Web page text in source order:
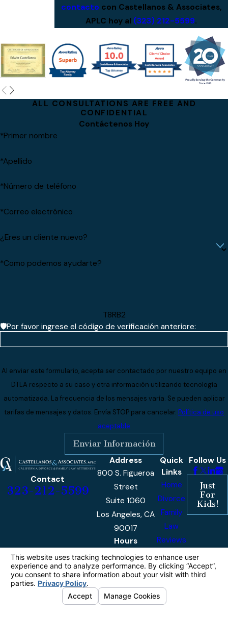
contacto con Castellanos & Associates,
APLC hoy al (323) 212-5599.
ALL CONSULTATIONS ARE FREE AND
CONFIDENTIAL
Contáctenos Hoy
*Primer nombre
*Apellido
*Número de teléfono
*Correo electrónico
¿Eres un cliente nuevo?
*Como podemos ayudarte?
T8RB2
🛡️Por favor ingrese el código de verificación anteriore:
Al enviar este formulario, acepta ser contactado por nuestro equipo en
DTLA respecto a su caso y otra información utilizando tecnología
automatizada. La frecuencia de los mensajes varía. Se pueden aplicar
tarifas de mensajes y datos. Envía STOP para cancelar. Política de uso
aceptable
Enviar Información
Contact
323-212-5599
Address
800 S. Figueroa
Street
Suite 1060
Los Angeles, CA
90017
Hours
Monday -
Friday
9am -
5pm
Quick
Links
Home
Divorce
Family
Law
Reviews
Our
Blog
Follow Us
Just
For
Kids!
The information on this website is for general